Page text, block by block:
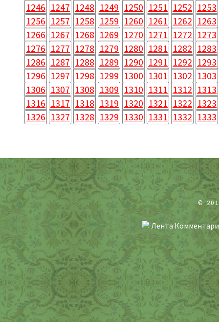
1246 1247 1248 1249 1250 1251 1252 1253
1256 1257 1258 1259 1260 1261 1262 1263
1266 1267 1268 1269 1270 1271 1272 1273
1276 1277 1278 1279 1280 1281 1282 1283
1286 1287 1288 1289 1290 1291 1292 1293
1296 1297 1298 1299 1300 1301 1302 1303
1306 1307 1308 1309 1310 1311 1312 1313
1316 1317 1318 1319 1320 1321 1322 1323
1326 1327 1328 1329 1330 1331 1332 1333
©
Лента